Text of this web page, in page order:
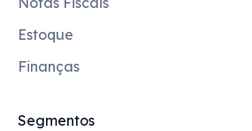
Estoque
Finanças
Segmentos